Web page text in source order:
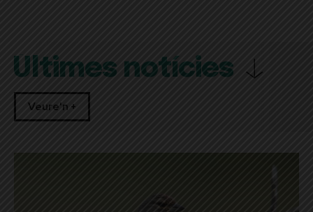
Últimes notícies
Veure'n +